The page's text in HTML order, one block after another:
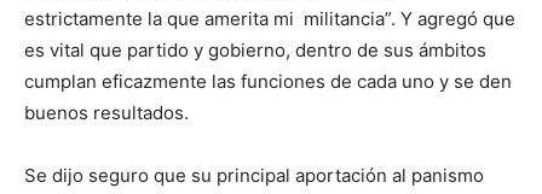
estrictamente la que amerita mi militancia”. Y agregó que
es vital que partido y gobierno, dentro de sus ámbitos
cumplan eficazmente las funciones de cada uno y se den
buenos resultados.
Se dijo seguro que su principal aportación al panismo